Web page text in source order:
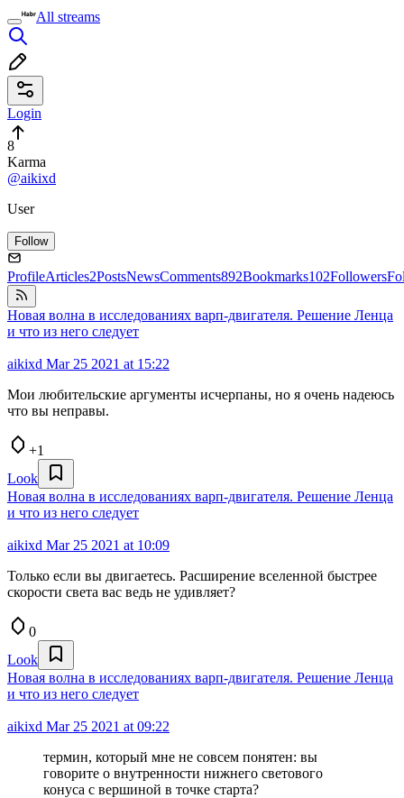
All streams
Login
8
Karma
@aikixd
User
Follow
ProfileArticles2PostsNewsComments892Bookmarks102Followers
Новая волна в исследованиях варп-двигателя. Решение Ленца
и что из него следует
aikixd Mar 25 2021 at 15:22
Мои любительские аргументы исчерпаны, но я очень надеюсь
что вы неправы.
+1
Look
Новая волна в исследованиях варп-двигателя. Решение Ленца
и что из него следует
aikixd Mar 25 2021 at 10:09
Только если вы двигаетесь. Расширение вселенной быстрее
скорости света вас ведь не удивляет?
0
Look
Новая волна в исследованиях варп-двигателя. Решение Ленца
и что из него следует
aikixd Mar 25 2021 at 09:22
термин, который мне не совсем понятен: вы
говорите о внутренности нижнего светового
конуса с вершиной в точке старта?